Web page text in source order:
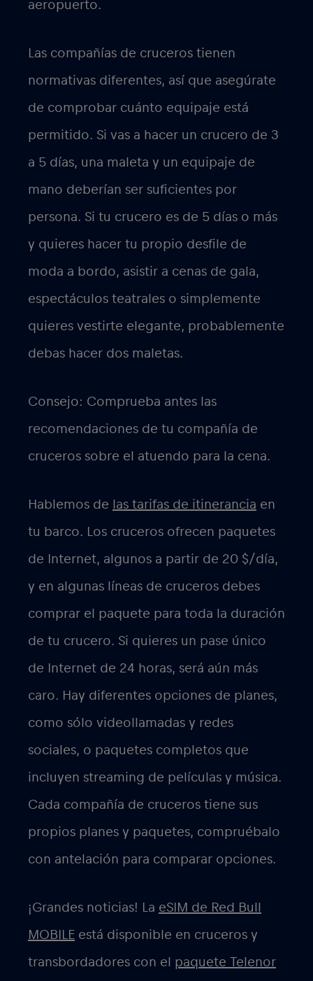
aeropuerto.
Las compañías de cruceros tienen
normativas diferentes, así que asegúrate
de comprobar cuánto equipaje está
permitido. Si vas a hacer un crucero de 3
a 5 días, una maleta y un equipaje de
mano deberían ser suficientes por
persona. Si tu crucero es de 5 días o más
y quieres hacer tu propio desfile de
moda a bordo, asistir a cenas de gala,
espectáculos teatrales o simplemente
quieres vestirte elegante, probablemente
debas hacer dos maletas.
Consejo: Comprueba antes las
recomendaciones de tu compañía de
cruceros sobre el atuendo para la cena.
Hablemos de las tarifas de itinerancia en
tu barco. Los cruceros ofrecen paquetes
de Internet, algunos a partir de 20 $/día,
y en algunas líneas de cruceros debes
comprar el paquete para toda la duración
de tu crucero. Si quieres un pase único
de Internet de 24 horas, será aún más
caro. Hay diferentes opciones de planes,
como sólo videollamadas y redes
sociales, o paquetes completos que
incluyen streaming de películas y música.
Cada compañía de cruceros tiene sus
propios planes y paquetes, compruébalo
con antelación para comparar opciones.
¡Grandes noticias! La eSIM de Red Bull
MOBILE está disponible en cruceros y
transbordadores con el paquete Telenor